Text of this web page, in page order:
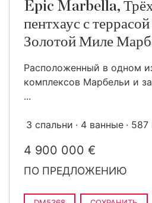
Epic Marbella,
пентхаус с
Золотой Миле
Расположенный в одном
комплексов Марбельи и
...
3 спальни 4 ванные 587
4 900 000 €
ПО ПРЕДЛОЖЕНИЮ